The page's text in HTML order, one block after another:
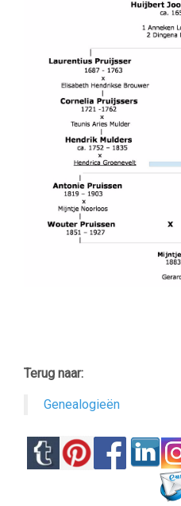
Terug naar:
Genealogieën